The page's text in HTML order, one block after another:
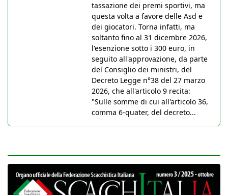
tassazione dei premi sportivi, ma
questa volta a favore delle Asd e
dei giocatori. Torna infatti, ma
soltanto fino al 31 dicembre 2026,
l'esenzione sotto i 300 euro, in
seguito all'approvazione, da parte
del Consiglio dei ministri, del
Decreto Legge n°38 del 27 marzo
2026, che all'articolo 9 recita:
"Sulle somme di cui all'articolo 36,
comma 6-quater, del decreto...